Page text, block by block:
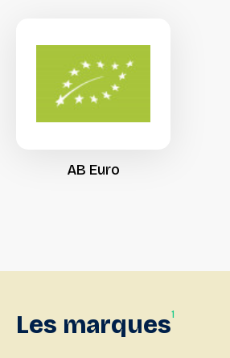
AB Euro
Les marques1